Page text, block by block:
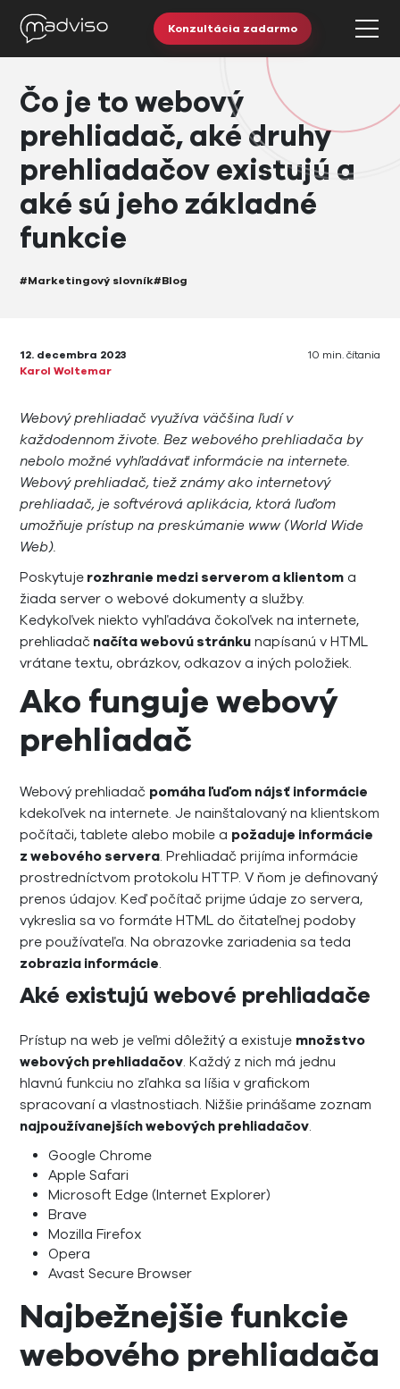
Konzultácia zadarmo
Čo je to webový
prehliadač, aké druhy
prehliadačov existujú a
aké sú jeho základné
funkcie
#Marketingový slovník#Blog
12. decembra 2023
Karol Woltemar
10 min. čítania
Webový prehliadač využíva väčšina ľudí v
každodennom živote. Bez webového prehliadača by
nebolo možné vyhľadávať informácie na internete.
Webový prehliadač, tiež známy ako internetový
prehliadač, je softvérová aplikácia, ktorá ľuďom
umožňuje prístup na preskúmanie www (World Wide
Web).
Poskytuje rozhranie medzi serverom a klientom a
žiada server o webové dokumenty a služby.
Kedykoľvek niekto vyhľadáva čokoľvek na internete,
prehliadač načíta webovú stránku napísanú v HTML
vrátane textu, obrázkov, odkazov a iných položiek.
Ako funguje webový
prehliadač
Webový prehliadač pomáha ľuďom nájsť informácie
kdekoľvek na internete. Je nainštalovaný na klientskom
počítači, tablete alebo mobile a požaduje informácie
z webového servera. Prehliadač prijíma informácie
prostredníctvom protokolu HTTP. V ňom je definovaný
prenos údajov. Keď počítač prijme údaje zo servera,
vykreslia sa vo formáte HTML do čitateľnej podoby
pre používateľa. Na obrazovke zariadenia sa teda
zobrazia informácie.
Aké existujú webové prehliadače
Prístup na web je veľmi dôležitý a existuje množstvo
webových prehliadačov. Každý z nich má jednu
hlavnú funkciu no zľahka sa líšia v grafickom
spracovaní a vlastnostiach. Nižšie prinášame zoznam
najpoužívanejších webových prehliadačov.
Google Chrome
Apple Safari
Microsoft Edge (Internet Explorer)
Brave
Mozilla Firefox
Opera
Avast Secure Browser
Najbežnejšie funkcie
webového prehliadača